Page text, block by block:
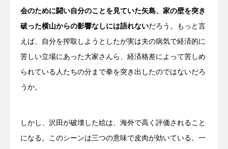
会のために闘い自分のことを見ていた矢島、家の壁を突き
破った横山からの影響なしには語れないだろう。もっと言
えば、自分を搾取しようとしたが実は夫の病気で経済的に
苦しい立場にあった大家さんら、経済格差によって苦しめ
られている人たちの分まで拳を突き出したのではないだろ
うか。
しかし、沢田が破壊した絵は、海外で高く評価されること
になる。このシーンは三つの意味で皮肉が効いている。一